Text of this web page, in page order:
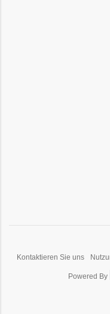
Kontaktieren Sie uns
Powered By